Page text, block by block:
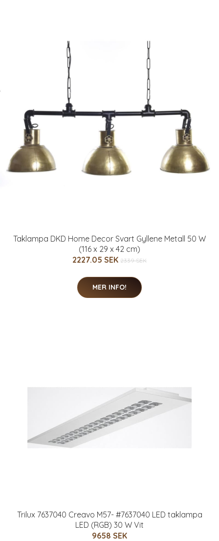
Taklampa DKD Home Decor Svart Gyllene Metall 50 W
(116 x 29 x 42 cm)
2227.05 SEK 2339 SEK
MER INFO!
Trilux 7637040 Creavo M57- #7637040 LED taklampa
LED (RGB) 30 W Vit
9658 SEK